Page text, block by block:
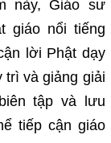
này, Giáo sư
giáo nổi tiếng
lời Phật dạy
trì và giảng giải
tập và lưu
tiếp cận giáo